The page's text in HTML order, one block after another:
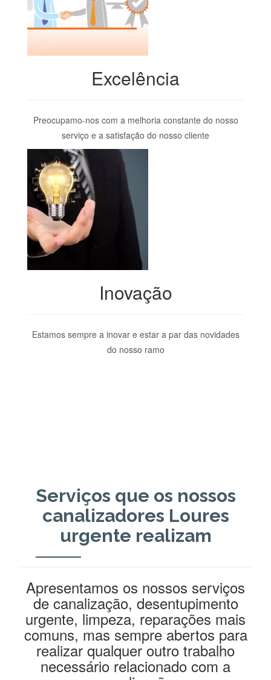
Excelência
Preocupamo-nos com a melhoria constante do nosso
serviço e a satisfação do nosso cliente
Inovação
Estamos sempre a inovar e estar a par das novidades
do nosso ramo
Serviços que os nossos
canalizadores Loures
urgente realizam
Apresentamos os nossos serviços
de canalização, desentupimento
urgente, limpeza, reparações mais
comuns, mas sempre abertos para
realizar qualquer outro trabalho
necessário relacionado com a